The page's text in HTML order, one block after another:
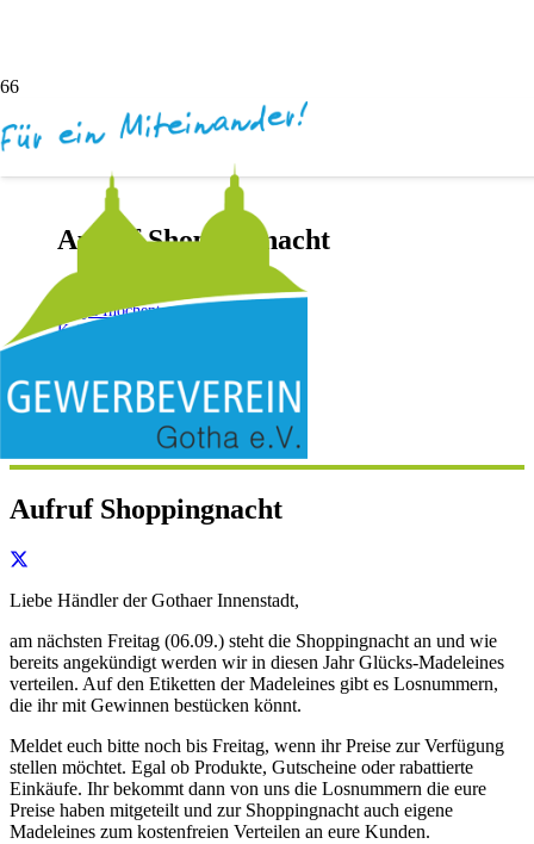
Aufruf Shoppingnacht
vor 2 Jahren
Darya Inochentsy
Keine Kommentare
Aufruf Shoppingnacht
Liebe Händler der Gothaer Innenstadt,
am nächsten Freitag (06.09.) steht die Shoppingnacht an und wie
bereits angekündigt werden wir in diesen Jahr Glücks-Madeleines
verteilen. Auf den Etiketten der Madeleines gibt es Losnummern,
die ihr mit Gewinnen bestücken könnt.
Meldet euch bitte noch bis Freitag, wenn ihr Preise zur Verfügung
stellen möchtet. Egal ob Produkte, Gutscheine oder rabattierte
Einkäufe. Ihr bekommt dann von uns die Losnummern die eure
Preise haben mitgeteilt und zur Shoppingnacht auch eigene
Madeleines zum kostenfreien Verteilen an eure Kunden.